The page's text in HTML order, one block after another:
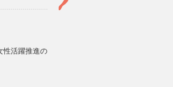
性活躍推進の